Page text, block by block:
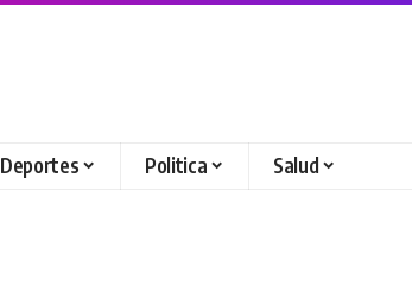
Deportes Politica Salud